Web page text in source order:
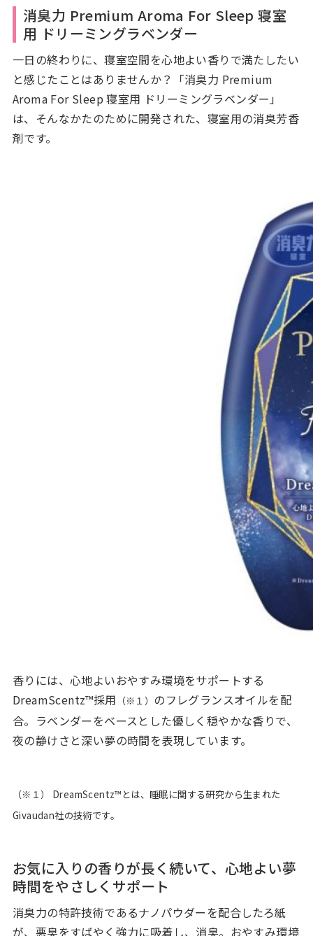
消臭力 Premium Aroma For Sleep 寝室
用 ドリーミングラベンダー
一日の終わりに、寝室空間を心地よい香りで満たしたい
と感じたことはありませんか？「消臭力 Premium
Aroma For Sleep 寝室用 ドリーミングラベンダー」
は、そんなかたのために開発された、寝室用の消臭芳香
剤です。
香りには、心地よいおやすみ環境をサポートする
DreamScentz™採用 （※１） のフレグランスオイルを配
合。ラベンダーをベースとした優しく穏やかな香りで、
夜の静けさと深い夢の時間を表現しています。
（※１） DreamScentz™とは、睡眠に関する研究から生まれた
Givaudan社の技術です。
お気に入りの香りが長く続いて、心地よい夢
時間をやさしくサポート
消臭力の特許技術であるナノパウダーを配合したろ紙
が、悪臭をすばやく強力に吸着し、消臭。おやすみ環境